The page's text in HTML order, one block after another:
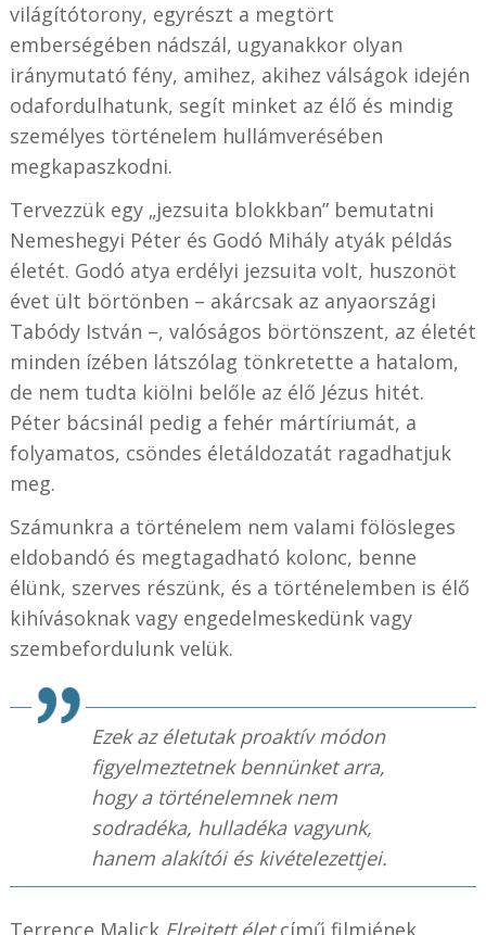
világítótorony, egyrészt a megtört
emberségében nádszál, ugyanakkor olyan
iránymutató fény, amihez, akihez válságok idején
odafordulhatunk, segít minket az élő és mindig
személyes történelem hullámverésében
megkapaszkodni.
Tervezzük egy „jezsuita blokkban” bemutatni
Nemeshegyi Péter és Godó Mihály atyák példás
életét. Godó atya erdélyi jezsuita volt, huszonöt
évet ült börtönben – akárcsak az anyaországi
Tabódy István –, valóságos börtönszent, az életét
minden ízében látszólag tönkretette a hatalom,
de nem tudta kiölni belőle az élő Jézus hitét.
Péter bácsinál pedig a fehér mártíriumát, a
folyamatos, csöndes életáldozatát ragadhatjuk
meg.
Számunkra a történelem nem valami fölösleges
eldobandó és megtagadható kolonc, benne
élünk, szerves részünk, és a történelemben is élő
kihívásoknak vagy engedelmeskedünk vagy
szembefordulunk velük.
Ezek az életutak proaktív módon
figyelmeztetnek bennünket arra,
hogy a történelemnek nem
sodradéka, hulladéka vagyunk,
hanem alakítói és kivételezettjei.
Terrence Malick Elrejtett életcímű filmjének